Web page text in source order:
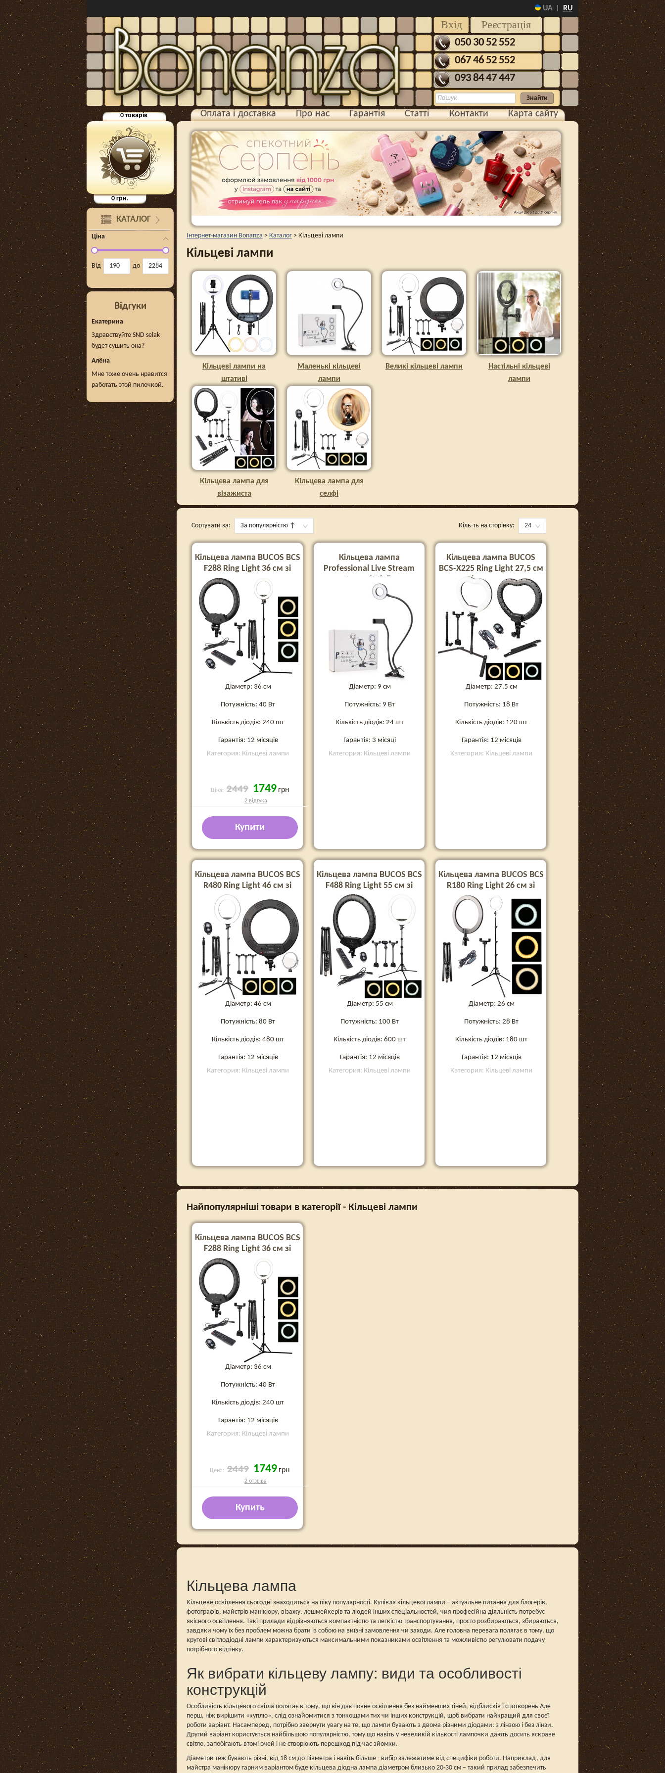
UA RU
Реєстрація
Вхід
050 30 52 552
067 46 52 552
093 84 47 447
0 товарів
0грн.
КАТАЛОГ
Ціна
Від до
Відгуки
Екатерина
Здравствуйте SND selak
будет сушить она?
Алёна
Мне тоже очень нравится
работать этой пилочкой.
Оплата і доставка Про нас Гарантія Статті Контакти Карта сайту
Інтернет-магазин Bonanza > Каталог > Кільцеві лампи
Кільцеві лампи
Кільцеві лампи на
штативі
Маленькі кільцеві
лампи
Великі кільцеві лампи
Настільні кільцеві
лампи
Кільцева лампа для
візажиста
Кільцева лампа для
селфі
Сортувати за: За популярністю ↑ Кіль-ть на сторінку: 24
Кільцева лампа BUCOS BCS
F288 Ring Light 36 см зі
штативом
Діаметр: 36 см
Потужність: 40 Вт
Кількість діодів: 240 шт
Гарантія: 12 місяців
Категория: Кільцеві лампи
Ціна: 2449 1749 грн
2 відгука
Купити
Кільцева лампа
Professional Live Stream
Lamp (Mini)
Діаметр: 9 см
Потужність: 9 Вт
Кількість діодів: 24 шт
Гарантія: 3 місяці
Категория: Кільцеві лампи
Кільцева лампа BUCOS
BCS-X225 Ring Light 27,5 см
зі штативом
Діаметр: 27.5 см
Потужність: 18 Вт
Кількість діодів: 120 шт
Гарантія: 12 місяців
Категория: Кільцеві лампи
Кільцева лампа BUCOS BCS
R480 Ring Light 46 см зі
штативом
Діаметр: 46 см
Потужність: 80 Вт
Кількість діодів: 480 шт
Гарантія: 12 місяців
Категория: Кільцеві лампи
Кільцева лампа BUCOS BCS
F488 Ring Light 55 см зі
штативом
Діаметр: 55 см
Потужність: 100 Вт
Кількість діодів: 600 шт
Гарантія: 12 місяців
Категория: Кільцеві лампи
Кільцева лампа BUCOS BCS
R180 Ring Light 26 см зі
штативом
Діаметр: 26 см
Потужність: 28 Вт
Кількість діодів: 180 шт
Гарантія: 12 місяців
Категория: Кільцеві лампи
Найпопулярніші товари в категорії - Кільцеві лампи
Кільцева лампа BUCOS BCS
F288 Ring Light 36 см зі
штативом
Діаметр: 36 см
Потужність: 40 Вт
Кількість діодів: 240 шт
Гарантія: 12 місяців
Категория: Кільцеві лампи
Цена: 2449 1749 грн
2 отзыва
Купить
Кільцева лампа
Кільцеве освітлення сьогодні знаходиться на піку популярності. Купівля кільцевої лампи – актуальне питання для блогерів,
фотографів, майстрів манікюру, візажу, лешмейкерів та людей інших спеціальностей, чия професійна діяльність потребує
якісного освітлення. Такі прилади відрізняються компактністю та легкістю транспортування, просто розбираються, збираються,
завдяки чому їх без проблем можна брати із собою на виїзні замовлення чи заходи. Але головна перевага полягає в тому, що
кругові світлодіодні лампи характеризуються максимальними показниками освітлення та можливістю регулювати подачу
потрібного відтінку.
Як вибрати кільцеву лампу: види та особливості
конструкцій
Особливість кільцевого світла полягає в тому, що він дає повне освітлення без найменших тіней, відблисків і спотворень Але
перш, ніж вирішити «куплю», слід ознайомитися з тонкощами тих чи інших конструкцій, щоб вибрати найкращий для своєї
роботи варіант. Насамперед, потрібно звернути увагу на те, що лампи бувають з двома різними діодами: з лінзою і без лінзи.
Другий варіант користується найбільшою популярністю, тому що навіть у невеликій кількості лампочки дають досить яскраве
світло, запобігають втомі очей і не створюють перешкод під час зйомки.
Діаметри теж бувають різні, від 18 см до півметра і навіть більше - вибір залежатиме від специфіки роботи. Наприклад, для
майстра манікюру гарним варіантом буде кільцева діодна лампа діаметром близько 20-30 см – такий прилад забезпечить